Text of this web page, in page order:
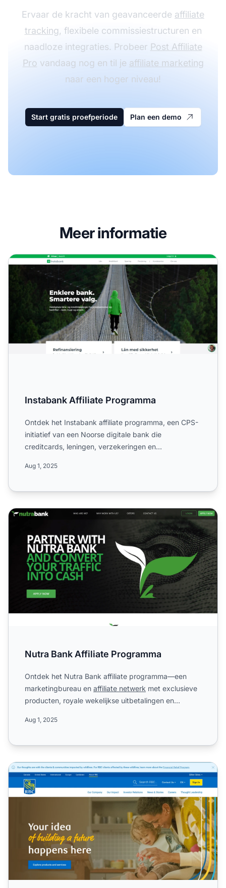
Ervaar de kracht van geavanceerde affiliate
tracking, flexibele commissiestructuren en
naadloze integraties. Probeer Post Affiliate
Pro vandaag nog en til je affiliate marketing
naar een hoger niveau!
Start gratis proefperiode Plan een demo
Meer informatie
Instabank Affiliate Programma
Instabank Affiliate Programma
Ontdek het Instabank affiliate programma, een CPS-
initiatief van een Noorse digitale bank die
creditcards, leningen, verzekeringen en
Aug 1, 2025
Nutra Bank Affiliate Programma
Nutra Bank Affiliate Programma
Ontdek het Nutra Bank affiliate programma—een
marketingbureau en affiliate netwerk met exclusieve
producten, royale wekelijkse uitbetalingen en
Aug 1, 2025
RBC Affiliate Programma